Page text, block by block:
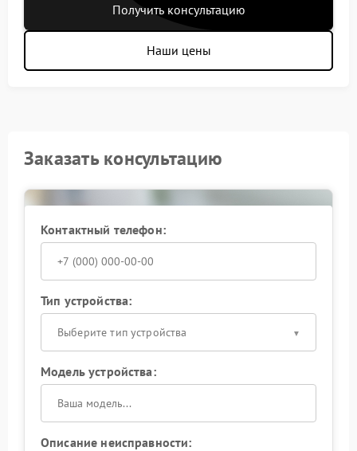
Получить консультацию
Наши цены
Заказать консультацию
Контактный телефон:
Тип устройства:
Выберите тип устройства
Модель устройства:
Описание неисправности: